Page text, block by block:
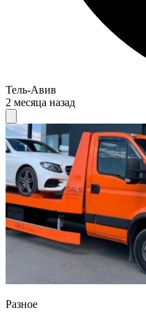
Тель-Авив
2 месяца назад
Разное